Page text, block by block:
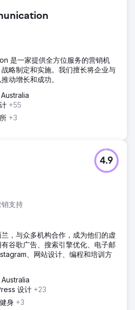
是一家提供全方位服务的营销机
略制定和实施。我们擅长将企业与
动增长和成功。
+55
+3
支持
4.9
，与众多机构合作，成为他们的虚
谷歌广告、搜索引擎优化、电子邮
、网站设计、编程和培训方
设计 +23
身 +3